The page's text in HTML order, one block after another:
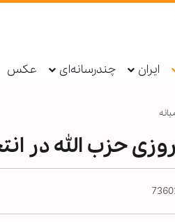
ایران چندرسانه‌ای عکس
حزب الله در